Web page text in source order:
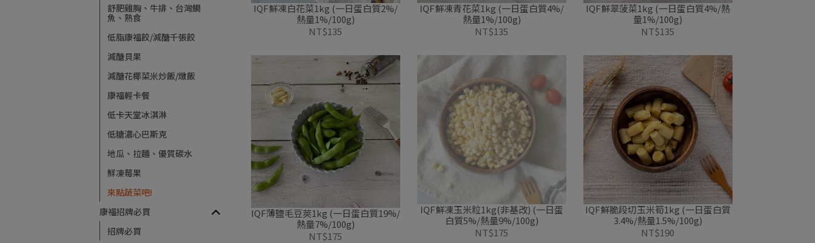
舒肥雞胸、牛排、台灣鯛
魚、熟食
低脂康福餃/減醣千張餃
減醣貝果
減醣花椰菜米炒飯/燉飯
康福輕卡餐
低卡天堂冰淇淋
低糖濃心巴斯克
地瓜、拉麵、優質碳水
鮮凍莓果
來點蔬菜吧!
康福招牌必買
招牌必買
IQF鮮凍白花菜1kg (一日蛋白質2%/
熱量1%/100g)
NT$135
IQF鮮凍青花菜1kg (一日蛋白質4%/
熱量1%/100g)
NT$135
IQF鮮翠菠菜1kg (一日蛋白質4%/熱
量1%/100g)
NT$135
IQF薄鹽毛豆莢1kg (一日蛋白質19%/
熱量7%/100g)
NT$175
IQF鮮凍玉米粒1kg(非基改) (一日蛋
白質5%/熱量9%/100g)
NT$175
IQF鮮脆段切玉米筍1kg (一日蛋白質
3.4%/熱量1.5%/100g)
NT$190